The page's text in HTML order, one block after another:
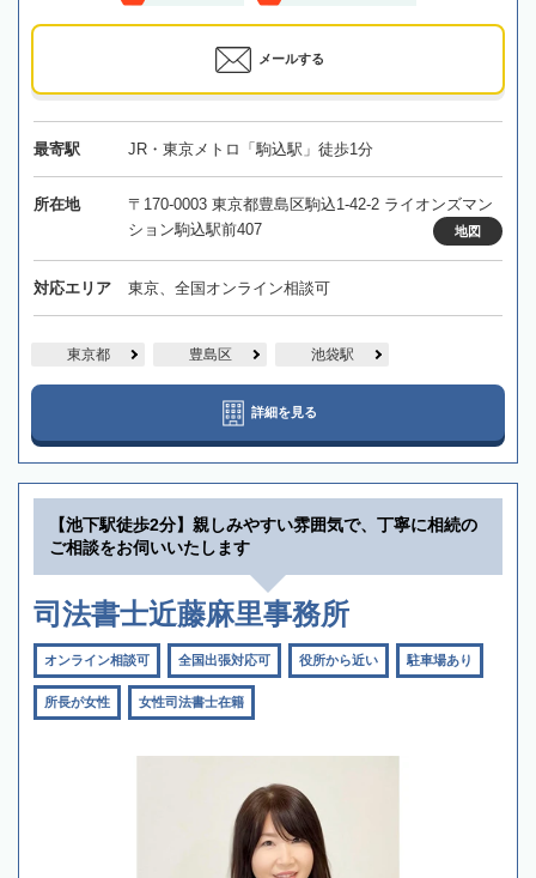
メールする
最寄駅 JR・東京メトロ「駒込駅」徒歩1分
所在地
〒170-0003 東京都豊島区駒込1-42-2 ライオンズマン
ション駒込駅前407
地図
対応エリア 東京、全国オンライン相談可
東京都 豊島区 池袋駅
詳細を見る
【池下駅徒歩2分】親しみやすい雰囲気で、丁寧に相続の
ご相談をお伺いいたします
司法書士近藤麻里事務所
オンライン相談可 全国出張対応可 役所から近い 駐車場あり
所長が女性 女性司法書士在籍